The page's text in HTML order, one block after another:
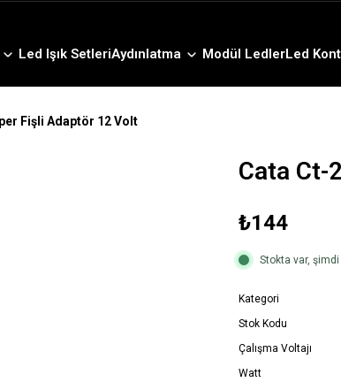
3000 TL ve Üzeri Alışverişlerde Ücretsiz
Led Işık SetleriAydınlatma Modül LedlerLed
Fişli Adaptör 12 Volt
Cata Ct-
₺144
Stokta var,
Kategori
Stok Kodu
Çalışma Voltajı
Watt